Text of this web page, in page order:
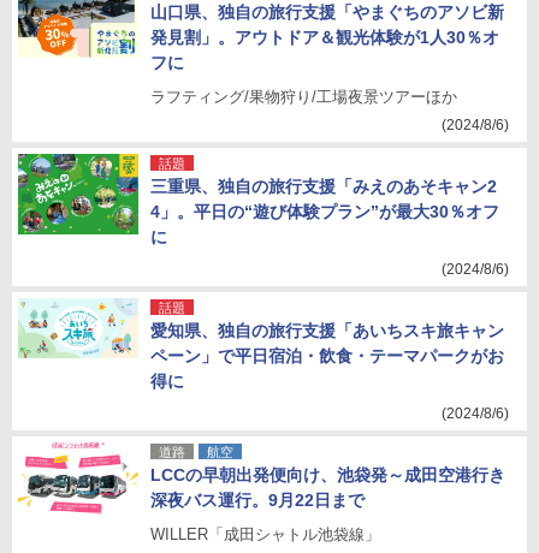
山口県、独自の旅行支援「やまぐちのアソビ新
発見割」。アウトドア＆観光体験が1人30％オ
フに
ラフティング/果物狩り/工場夜景ツアーほか
(2024/8/6)
話題
三重県、独自の旅行支援「みえのあそキャン2
4」。平日の“遊び体験プラン”が最大30％オフ
に
(2024/8/6)
話題
愛知県、独自の旅行支援「あいちスキ旅キャン
ペーン」で平日宿泊・飲食・テーマパークがお
得に
(2024/8/6)
道路 航空
LCCの早朝出発便向け、池袋発～成田空港行き
深夜バス運行。9月22日まで
WILLER「成田シャトル池袋線」